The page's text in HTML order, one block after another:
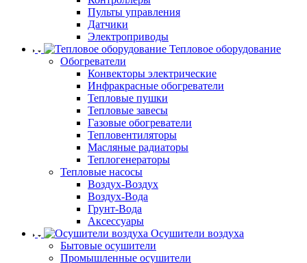
Пульты управления
Датчики
Электроприводы
Тепловое оборудование
Обогреватели
Конвекторы электрические
Инфракрасные обогреватели
Тепловые пушки
Тепловые завесы
Газовые обогреватели
Тепловентиляторы
Масляные радиаторы
Теплогенераторы
Тепловые насосы
Воздух-Воздух
Воздух-Вода
Грунт-Вода
Аксессуары
Осушители воздуха
Бытовые осушители
Промышленные осушители